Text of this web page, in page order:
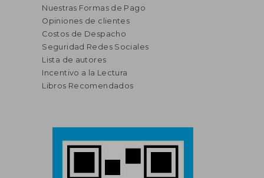
Nuestras Formas de Pago
Opiniones de clientes
Costos de Despacho
Seguridad Redes Sociales
Lista de autores
Incentivo a la Lectura
Libros Recomendados